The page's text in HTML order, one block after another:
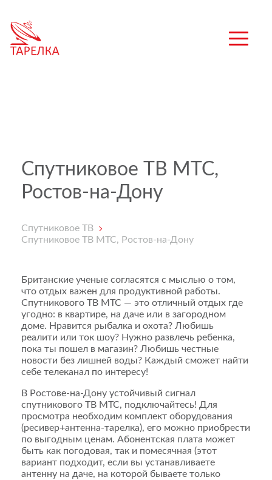
Спутниковое ТВ МТС,
Ростов-на-Дону
Спутниковое ТВ
Спутниковое ТВ МТС, Ростов-на-Дону
Британские ученые согласятся с мыслью о том,
что отдых важен для продуктивной работы.
Спутникового ТВ МТС — это отличный отдых где
угодно: в квартире, на даче или в загородном
доме. Нравится рыбалка и охота? Любишь
реалити или ток шоу? Нужно развлечь ребенка,
пока ты пошел в магазин? Любишь честные
новости без лишней воды? Каждый сможет найти
себе телеканал по интересу!
В Ростове-на-Дону устойчивый сигнал
спутникового ТВ МТС, подключайтесь! Для
просмотра необходим комплект оборудования
(ресивер+антенна-тарелка), его можно приобрести
по выгодным ценам. Абонентская плата может
быть как погодовая, так и помесячная (этот
вариант подходит, если вы устанавливаете
антенну на даче, на которой бываете только